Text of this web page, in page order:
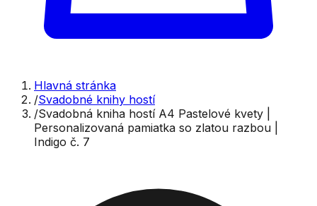
Hlavná stránka
/Svadobné knihy hostí
/Svadobná kniha hostí A4 Pastelové kvety |
Personalizovaná pamiatka so zlatou razbou |
Indigo č. 7